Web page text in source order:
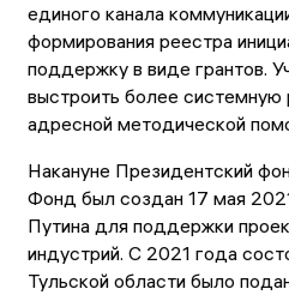
единого канала
формирования реестра
поддержку в виде грантов.
выстроить более системную
адресной методической
Накануне Президентский
Фонд был создан 17 мая
Путина для поддержки
индустрий. С 2021 года
Тульской области было